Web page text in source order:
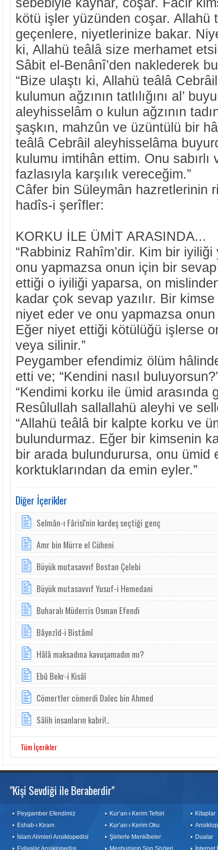
kötü işler yüzünden coşar. Allahü
geçenlere, niyetlerinize bakar.
ki, Allahü teâlâ size merhamet
Sâbit el-Benânî’den naklederek
“Bize ulaştı ki, Allahü teâlâ
kulumun ağzının tatlılığını al’
aleyhisselâm o kulun ağzının
şaşkın, mahzûn ve üzüntülü bir
teâlâ Cebrâil aleyhisselâma
kulumu imtihân ettim. Onu sabırlı
fazlasıyla karşılık vereceğim.”
Câfer bin Süleymân hazretlerinin
hadîs-i şerîfler:
KORKU İLE ÜMİT ARASINDA...
“Rabbiniz Rahîm’dir. Kim bir
onu yapmazsa onun için bir sevap
ettiği o iyiliği yaparsa, on
kadar çok sevap yazılır. Bir
niyet eder ve onu yapmazsa onun
Eğer niyet ettiği kötülüğü işlerse
veya silinir.”
Peygamber efendimiz ölüm
etti ve; “Kendini nasıl
“Kendimi korku ile ümid arasında
Resûlullah sallallahü aleyhi ve
“Allahü teâlâ bir kalpte korku ve
bulundurmaz. Eğer bir kimsenin
bir arada bulundurursa, onu ümid
korktuklarından da emin eyler.”
Diğer İçerikler
Selmân-ı Fârisî'nin kardeş seçtiği genç
Amr bin Mürre el Cüheni
Büyük mutasavvıf Bostan Çelebi
Büyük mutasavvıf Yusuf-i Hemedani
Buharalı Müderris Osman Efendi
Bâyezîd-i Bistâmî
Hâlâ maksadına kavuşamadın mı?
Ebû Bekr-i Kisâî
Cö­mert­ler cö­mer­di Dalec bin Ah­med
Sâlih insanların kabri!..
Tüm İçerikler
"Kişi Sevdiği ile Beraberdir"
Peygamber Efendimiz
Eshab-ı Kiram
İslam Alimleri Ansiklopedisi
Evliyalar Ansiklopedisi
Kur’an-ı Kerim Tefsiri
Kur’an-ı Kerim Oku
Şiirlerle Menkîbeler
Meşhurların Son Sözleri
Kitaplar
Dualar
İnternet